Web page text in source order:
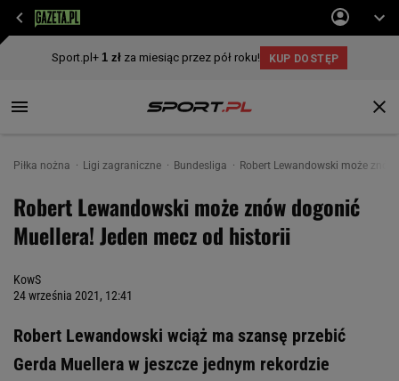
Piłka nożna Ligi zagraniczne Bundesliga Robert Lewandowski może
Robert Lewandowski może znów dogonić
Muellera! Jeden mecz od historii
KowS
24 września 2021, 12:41
Robert Lewandowski wciąż ma szansę przebić
Gerda Muellera w jeszcze jednym rekordzie